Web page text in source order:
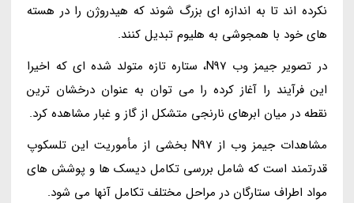
نکرده اند تا به اندازه ای بزرگ شوند که هیدروژن را در هسته
های خود با همجوشی به هلیوم تبدیل کنند.
در تصویر جیمز وب N97، ستاره تازه متولد شده ای که اخیرا
این فرآیند را آغاز کرده را می توان به عنوان درخشان ترین
نقطه در میان ابرهای نارنجی متشکل از گاز و غبار مشاهده کرد.
مشاهدات جیمز وب از N97 بخشی از مأموریت این تلسکوپ
قدرتمند است که شامل بررسی تکامل دیسک ها و پوشش های
مواد اطراف ستارگان در مراحل مختلف تکامل آنها می شود.